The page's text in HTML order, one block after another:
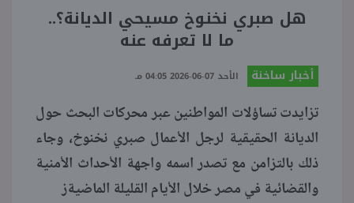
نتيجة الثانوية العامة 2026
فنجان قهوة
بوابة الطلبة
هل صبري نخنوخ مسيحي الديانة؟..
ما لا تعرفه عنه
أخبار ساخنة الأحد 07-06-2026 04:05 مـ
تزايدت تساؤلات المواطنين عبر محركات البحث حول
الديانة الحقيقية لرجل الأعمال صبري نخنوخ، وجاء
ذلك بالتزامن مع تصدر اسمه واجهة الأحداث الأمنية
والقضائية في مصر خلال الأيام القليلة الماضيةز